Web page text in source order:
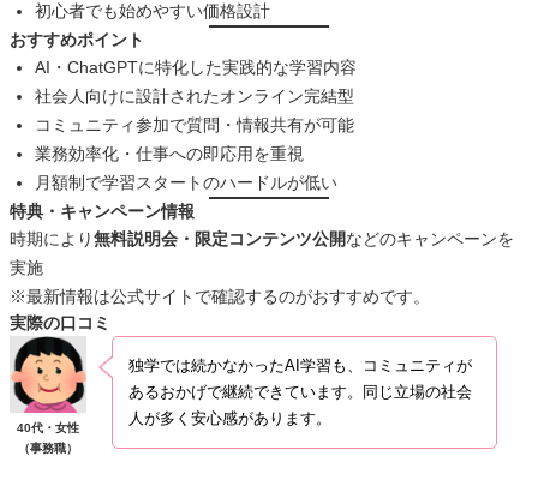
初心者でも始めやすい価格設計
おすすめポイント
AI・ChatGPTに特化した実践的な学習内容
社会人向けに設計されたオンライン完結型
コミュニティ参加で質問・情報共有が可能
業務効率化・仕事への即応用を重視
月額制で学習スタートのハードルが低い
特典・キャンペーン情報
時期により無料説明会・限定コンテンツ公開などのキャンペーンを
実施
※最新情報は公式サイトで確認するのがおすすめです。
実際の口コミ
40代・女性
（事務職）
独学では続かなかったAI学習も、コミュニティが
あるおかげで継続できています。同じ立場の社会
人が多く安心感があります。